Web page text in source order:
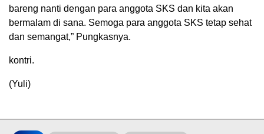
bareng nanti dengan para anggota SKS dan kita akan
bermalam di sana. Semoga para anggota SKS tetap sehat
dan semangat,” Pungkasnya.
kontri.
(Yuli)